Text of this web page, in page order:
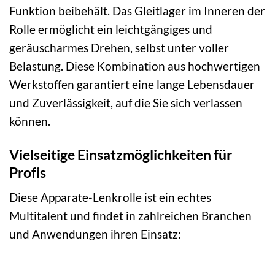
Funktion beibehält. Das Gleitlager im Inneren der
Rolle ermöglicht ein leichtgängiges und
geräuscharmes Drehen, selbst unter voller
Belastung. Diese Kombination aus hochwertigen
Werkstoffen garantiert eine lange Lebensdauer
und Zuverlässigkeit, auf die Sie sich verlassen
können.
Vielseitige Einsatzmöglichkeiten für
Profis
Diese Apparate-Lenkrolle ist ein echtes
Multitalent und findet in zahlreichen Branchen
und Anwendungen ihren Einsatz: